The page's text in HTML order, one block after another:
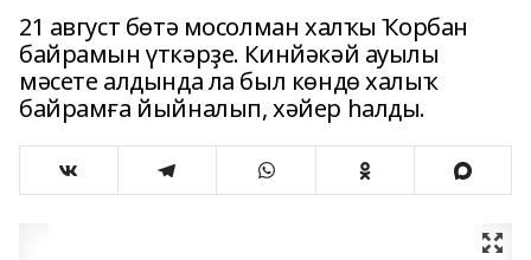
21 август бөтә мосолман халҡы Ҡорбан
байрамын үткәрҙе. Кинйәкәй ауылы
мәсете алдында ла был көндө халыҡ
байрамға йыйналып, хәйер һалды.